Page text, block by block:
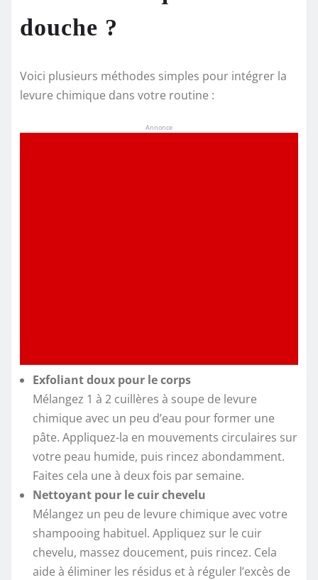
douche ?
Voici plusieurs méthodes simples pour intégrer la
levure chimique dans votre routine :
Annonce
Exfoliant doux pour le corps
Mélangez 1 à 2 cuillères à soupe de levure
chimique avec un peu d’eau pour former une
pâte. Appliquez-la en mouvements circulaires sur
votre peau humide, puis rincez abondamment.
Faites cela une à deux fois par semaine.
Nettoyant pour le cuir chevelu
Mélangez un peu de levure chimique avec votre
shampooing habituel. Appliquez sur le cuir
chevelu, massez doucement, puis rincez. Cela
aide à éliminer les résidus et à réguler l’excès de